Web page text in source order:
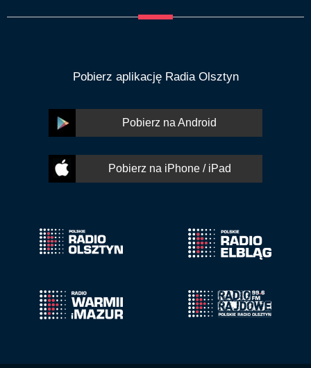
Pobierz aplikację Radia Olsztyn
Pobierz na Android
Pobierz na iPhone / iPad